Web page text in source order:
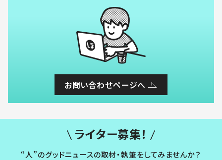
お問い合わせページへ
ライター募集！
“人”のグッドニュースの取材・執筆をしてみませんか？